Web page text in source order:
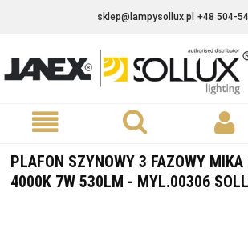
sklep@lampysollux.pl +48 504-
PLAFON SZYNOWY 3 FAZOWY MIKA
4000K 7W 530LM - MYL.00306